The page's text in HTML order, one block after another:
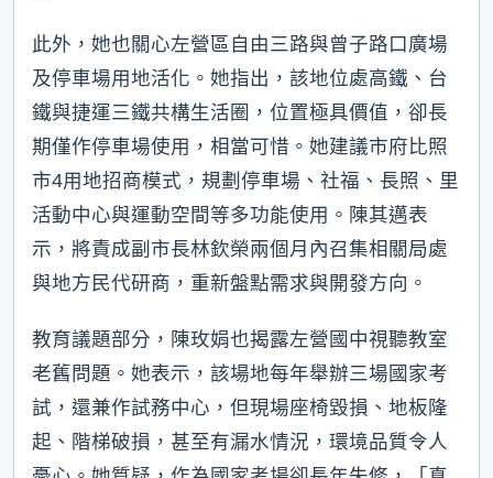
此外，她也關心左營區自由三路與曾子路口廣場
及停車場用地活化。她指出，該地位處高鐵、台
鐵與捷運三鐵共構生活圈，位置極具價值，卻長
期僅作停車場使用，相當可惜。她建議市府比照
市4用地招商模式，規劃停車場、社福、長照、里
活動中心與運動空間等多功能使用。陳其邁表
示，將責成副市長林欽榮兩個月內召集相關局處
與地方民代研商，重新盤點需求與開發方向。
教育議題部分，陳玫娟也揭露左營國中視聽教室
老舊問題。她表示，該場地每年舉辦三場國家考
試，還兼作試務中心，但現場座椅毀損、地板隆
起、階梯破損，甚至有漏水情況，環境品質令人